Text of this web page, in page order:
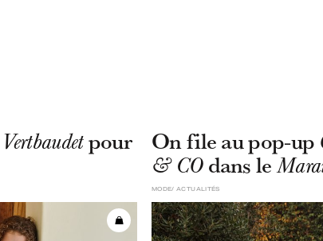
Vertbaudetpour On file au pop-up
& COdans le
ACTUALITÉS
MODE